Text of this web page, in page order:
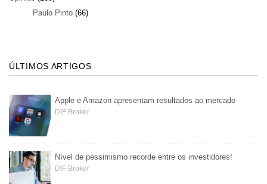
Paulo Pinto (66)
ÚLTIMOS ARTIGOS
Apple e Amazon apresentam resultados ao mercado
DIF Broker
Nível de pessimismo recorde entre os investidores!
DIF Broker